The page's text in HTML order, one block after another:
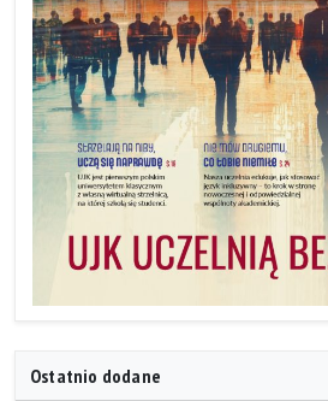
Ostatnio dodane